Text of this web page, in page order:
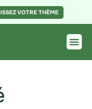
VOTRE THÈME